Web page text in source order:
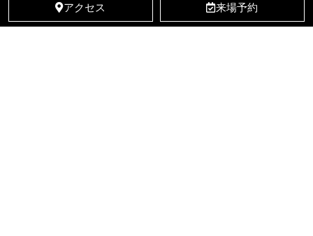
アクセス 来場予約